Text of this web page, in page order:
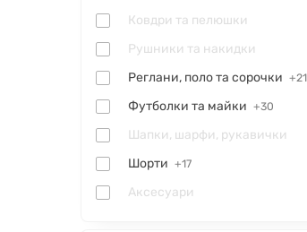
Ковдри та пелюшки
Рушники та накидки
Реглани, поло та сорочки +21
Футболки та майки +30
Шапки, шарфи, рукавички
Шорти +17
Аксесуари